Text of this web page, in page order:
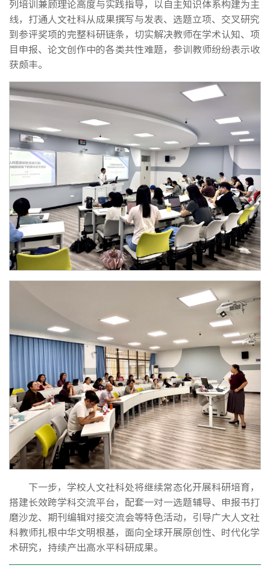
列培训兼顾理论高度与实践指导，以自主知识体系构建为主
线，打通人文社科从成果撰写与发表、选题立项、交叉研究
到参评奖项的完整科研链条，切实解决教师在学术认知、项
目申报、论文创作中的各类共性难题，参训教师纷纷表示收
获颇丰。
下一步，学校人文社科处将继续常态化开展科研培育，
搭建长效跨学科交流平台，配套一对一选题辅导、申报书打
磨沙龙、期刊编辑对接交流会等特色活动，引导广大人文社
科教师扎根中华文明根基，面向全球开展原创性、时代化学
术研究，持续产出高水平科研成果。